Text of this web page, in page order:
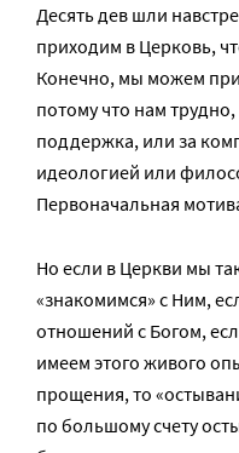
Десять дев шли
приходим в Церковь,
Конечно, мы можем
потому что нам
поддержка, или за
идеологией или
Первоначальная
Но если в Церкви мы
«знакомимся» с Ним,
отношений с Богом,
имеем этого живого
прощения, то
по большому счету